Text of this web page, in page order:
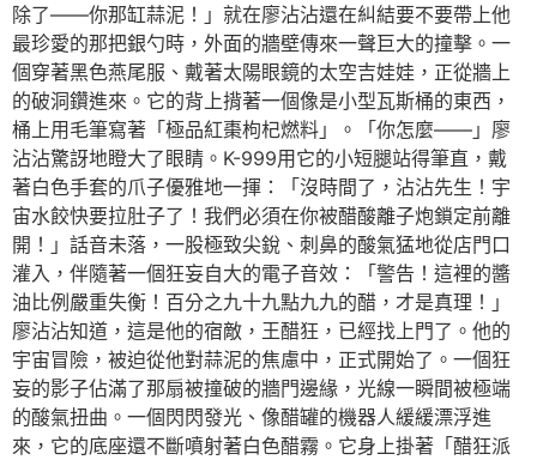
除了——你那缸蒜泥！」就在廖沾沾還在糾結要不要帶上他
最珍愛的那把銀勺時，外面的牆壁傳來一聲巨大的撞擊。一
個穿著黑色燕尾服、戴著太陽眼鏡的太空吉娃娃，正從牆上
的破洞鑽進來。它的背上揹著一個像是小型瓦斯桶的東西，
桶上用毛筆寫著「極品紅棗枸杞燃料」。「你怎麼——」廖
沾沾驚訝地瞪大了眼睛。K-999用它的小短腿站得筆直，戴
著白色手套的爪子優雅地一揮：「沒時間了，沾沾先生！宇
宙水餃快要拉肚子了！我們必須在你被醋酸離子炮鎖定前離
開！」話音未落，一股極致尖銳、刺鼻的酸氣猛地從店門口
灌入，伴隨著一個狂妄自大的電子音效：「警告！這裡的醬
油比例嚴重失衡！百分之九十九點九九的醋，才是真理！」
廖沾沾知道，這是他的宿敵，王醋狂，已經找上門了。他的
宇宙冒險，被迫從他對蒜泥的焦慮中，正式開始了。一個狂
妄的影子佔滿了那扇被撞破的牆門邊緣，光線一瞬間被極端
的酸氣扭曲。一個閃閃發光、像醋罐的機器人緩緩漂浮進
來，它的底座還不斷噴射著白色醋霧。它身上掛著「醋狂派